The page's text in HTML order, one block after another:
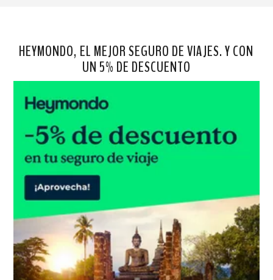
HEYMONDO, EL MEJOR SEGURO DE VIAJES. Y CON
UN 5% DE DESCUENTO